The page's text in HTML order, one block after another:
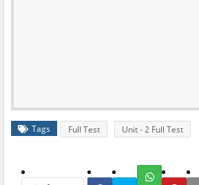
Tags Full Test Unit - 2 Full Test